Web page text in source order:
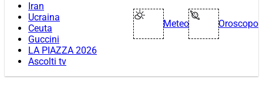
Iran
Ucraina
Ceuta
Guccini
LA PIAZZA 2026
Ascolti tv
Meteo Oroscopo